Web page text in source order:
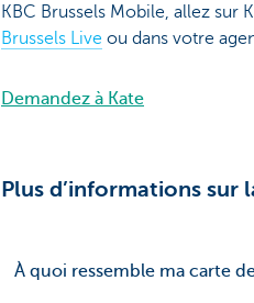
KBC Brussels Mobile, allez sur
Brussels Live ou dans votre
Demandez à Kate
Plus d’informations sur
À quoi ressemble ma carte